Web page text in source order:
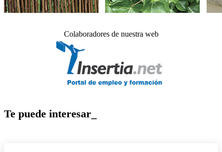
Colaboradores de nuestra web
Te puede interesar_